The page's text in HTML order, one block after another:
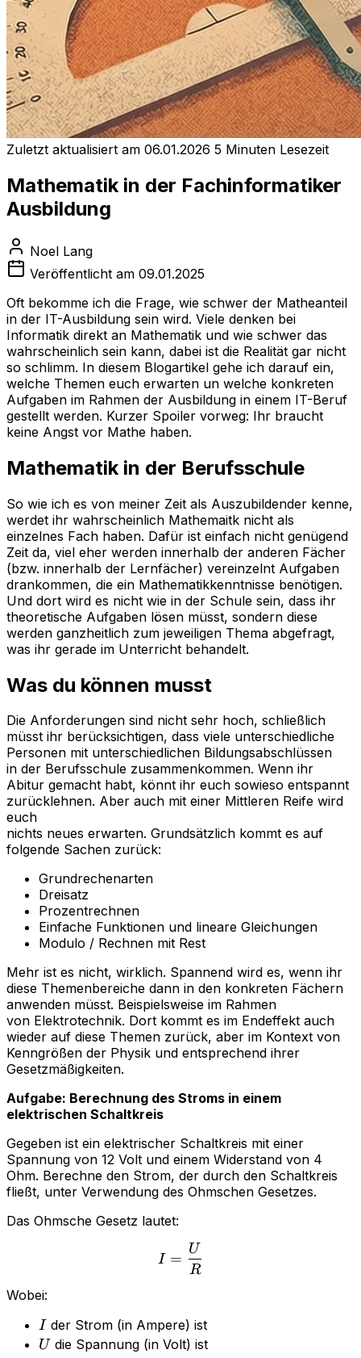
Zuletzt aktualisiert am 06.01.2026 5 Minuten Lesezeit
Mathematik in der Fachinformatiker
Ausbildung
Noel Lang
Veröffentlicht am 09.01.2025
Oft bekomme ich die Frage, wie schwer der Matheanteil
in der IT-Ausbildung sein wird. Viele denken bei
Informatik direkt an Mathematik und wie schwer das
wahrscheinlich sein kann, dabei ist die Realität gar nicht
so schlimm. In diesem Blogartikel gehe ich darauf ein,
welche Themen euch erwarten un welche konkreten
Aufgaben im Rahmen der Ausbildung in einem IT-Beruf
gestellt werden. Kurzer Spoiler vorweg: Ihr braucht
keine Angst vor Mathe haben.
Mathematik in der Berufsschule
So wie ich es von meiner Zeit als Auszubildender kenne,
werdet ihr wahrscheinlich Mathemaitk nicht als
einzelnes Fach haben. Dafür ist einfach nicht genügend
Zeit da, viel eher werden innerhalb der anderen Fächer
(bzw. innerhalb der Lernfächer) vereinzelnt Aufgaben
drankommen, die ein Mathematikkenntnisse benötigen.
Und dort wird es nicht wie in der Schule sein, dass ihr
theoretische Aufgaben lösen müsst, sondern diese
werden ganzheitlich zum jeweiligen Thema abgefragt,
was ihr gerade im Unterricht behandelt.
Was du können musst
Die Anforderungen sind nicht sehr hoch, schließlich
müsst ihr berücksichtigen, dass viele unterschiedliche
Personen mit unterschiedlichen Bildungsabschlüssen
in der Berufsschule zusammenkommen. Wenn ihr
Abitur gemacht habt, könnt ihr euch sowieso entspannt
zurücklehnen. Aber auch mit einer Mittleren Reife wird
euch
nichts neues erwarten. Grundsätzlich kommt es auf
folgende Sachen zurück:
Grundrechenarten
Dreisatz
Prozentrechnen
Einfache Funktionen und lineare Gleichungen
Modulo / Rechnen mit Rest
Mehr ist es nicht, wirklich. Spannend wird es, wenn ihr
diese Themenbereiche dann in den konkreten Fächern
anwenden müsst. Beispielsweise im Rahmen
von Elektrotechnik. Dort kommt es im Endeffekt auch
wieder auf diese Themen zurück, aber im Kontext von
Kenngrößen der Physik und entsprechend ihrer
Gesetzmäßigkeiten.
Aufgabe: Berechnung des Stroms in einem
elektrischen Schaltkreis
Gegeben ist ein elektrischer Schaltkreis mit einer
Spannung von 12 Volt und einem Widerstand von 4
Ohm. Berechne den Strom, der durch den Schaltkreis
fließt, unter Verwendung des Ohmschen Gesetzes.
Das Ohmsche Gesetz lautet:
I = \frac{U}{R}
I =
R
U
Wobei:
I
Ider Strom (in Ampere) ist
U
U die Spannung (in Volt) ist